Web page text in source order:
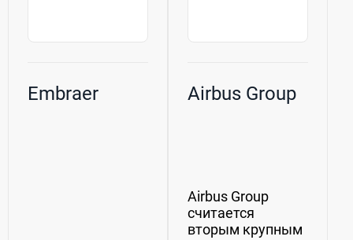
Embraer Airbus Group
Airbus Group
считается
вторым крупным